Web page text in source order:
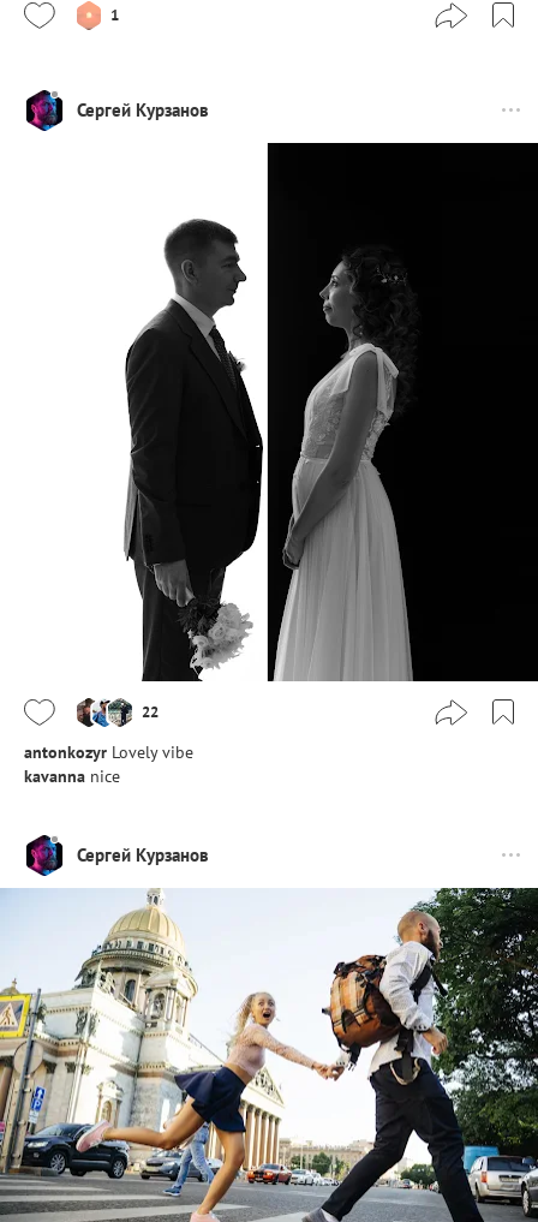
1
Сергей Курзанов
22
antonkozyr Lovely vibe
kavanna nice
Сергей Курзанов